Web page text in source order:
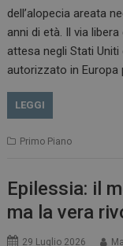
dell’alopecia areata
anni di età. Il via
attesa negli Stati
autorizzato in Europa
LEGGI
Primo Piano
Epilessia: il
ma la vera
29 Luglio 2026